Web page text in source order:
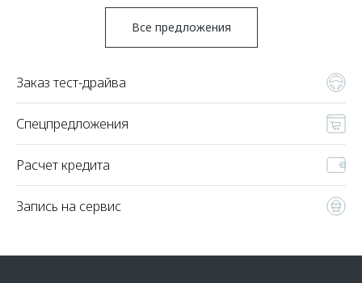
Все предложения
Заказ тест-драйва
Спецпредложения
Расчет кредита
Запись на сервис